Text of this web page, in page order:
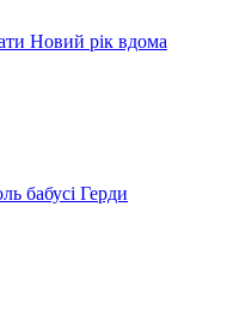
Новий рік вдома
бабусі Герди